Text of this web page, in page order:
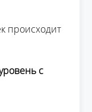
происходит
с